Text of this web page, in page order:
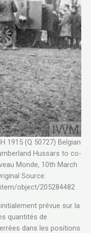
1915 (Q 50727) Belgian
Hussars to co-
Monde, 10th March
Source:
object/205284482
prévue sur la
quantités de
dans les positions